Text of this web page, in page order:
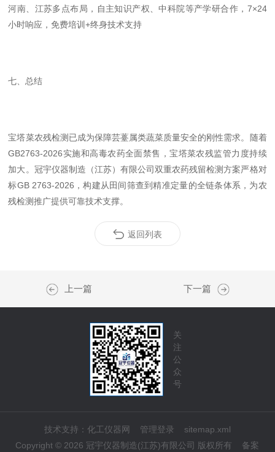
河南、江苏多点布局，自主知识产权、中科院等产学研合作，7×24
小时响应，免费培训+终身技术支持
七、总结
宝塔菜农残检测已成为保障芸薹属类蔬菜质量安全的刚性需求。随着
GB2763-2026实施和高毒农药全面禁售，宝塔菜农残监管力度持续
加大。冠宇仪器制造（江苏）有限公司双重农药残留检测方案严格对
标GB 2763-2026，构建从田间筛查到精准定量的全链条体系，为农
残检测推广提供可靠技术支撑。
返回列表
上一篇 下一篇
关
注
公
众
号
技术支持： 化工仪器网 管理登录
sitemap.xml
Copyright © 2026 冠宇仪器制造(江苏)有限公司 版权所有 备案